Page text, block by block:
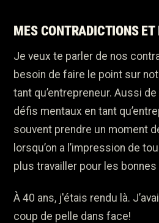
MES CONTRADICTIONS ET
Je veux te parler de nos
besoin de faire le point sur
tant qu’entrepreneur. Aussi
défis mentaux en tant
souvent prendre un moment
lorsqu’on a l’impression de
plus travailler pour les bonnes
À 40 ans, j'étais rendu là.
coup de pelle dans face!